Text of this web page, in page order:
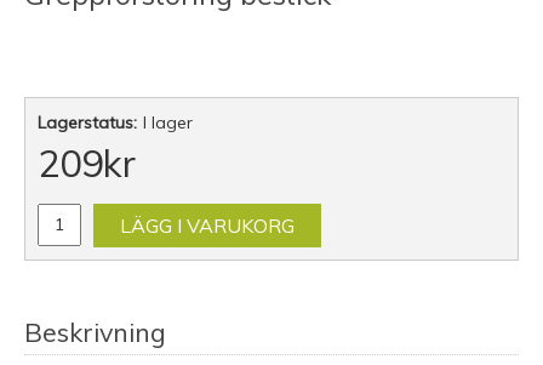
Lagerstatus: I lager
209kr
LÄGG I VARUKORG
Beskrivning